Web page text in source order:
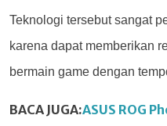
Teknologi tersebut sangat
karena dapat memberikan
bermain game dengan
BACA JUGA:ASUS ROG